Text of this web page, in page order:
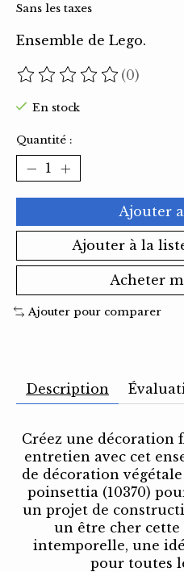
Sans les taxes
Ensemble de Lego.
Ce produit est évalué à
(0)
En stock
Quantité :
Ajouter
Ajouter à la
Acheter
Ajouter pour comparer
Description
Créez une décoration
entretien avec cet
de décoration
poinsettia (10370)
un projet de
un être cher
intemporelle, une
pour toutes